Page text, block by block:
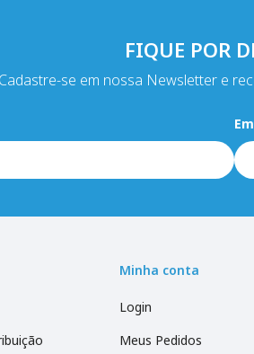
FIQUE POR
Cadastre-se em nossa Newsletter e
Minha conta
Login
Meus Pedidos